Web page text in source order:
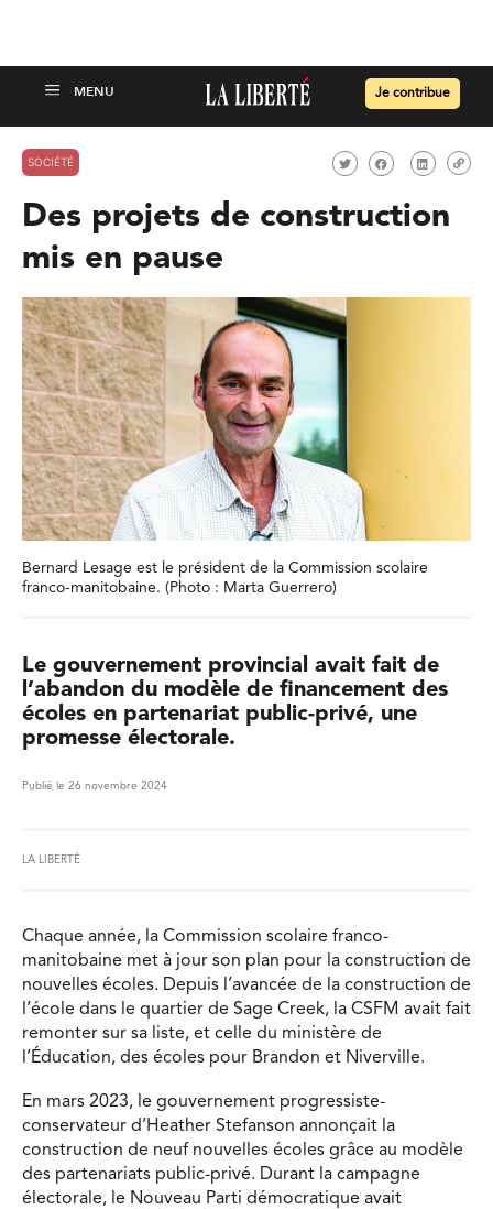
Je contribue
SOCIÉTÉ
Des projets de construction
mis en pause
Bernard Lesage est le président de la Commission scolaire
franco-manitobaine. (Photo : Marta Guerrero)
Le gouvernement provincial avait fait de
l’abandon du modèle de financement des
écoles en partenariat public-privé, une
promesse électorale.
Publié le 26 novembre 2024
LA LIBERTÉ
Chaque année, la Commission scolaire franco-
manitobaine met à jour son plan pour la construction de
nouvelles écoles. Depuis l’avancée de la construction de
l’école dans le quartier de Sage Creek, la CSFM avait fait
remonter sur sa liste, et celle du ministère de
l’Éducation, des écoles pour Brandon et Niverville.
En mars 2023, le gouvernement progressiste-
conservateur d’Heather Stefanson annonçait la
construction de neuf nouvelles écoles grâce au modèle
des partenariats public-privé. Durant la campagne
électorale, le Nouveau Parti démocratique avait